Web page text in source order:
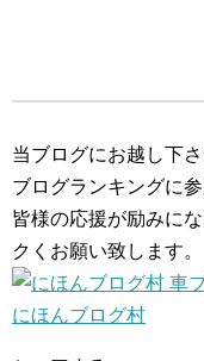
当ブログにお越し下
ブログランキングに
皆様の応援が励みに
クくお願い致します。
にほんブログ村